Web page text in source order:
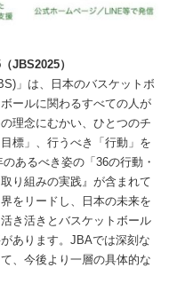
JBS2025）
」は、日本のバスケットボ
ールに関わるすべての人が
理念にむかい、ひとつのチ
標」、行うべき「行動」を
あるべき姿の「36の行動・
り組みの実践』が含まれて
をリードし、日本の未来を
き活きとバスケットボール
あります。JBAでは深刻な
、今後より一層の具体的な